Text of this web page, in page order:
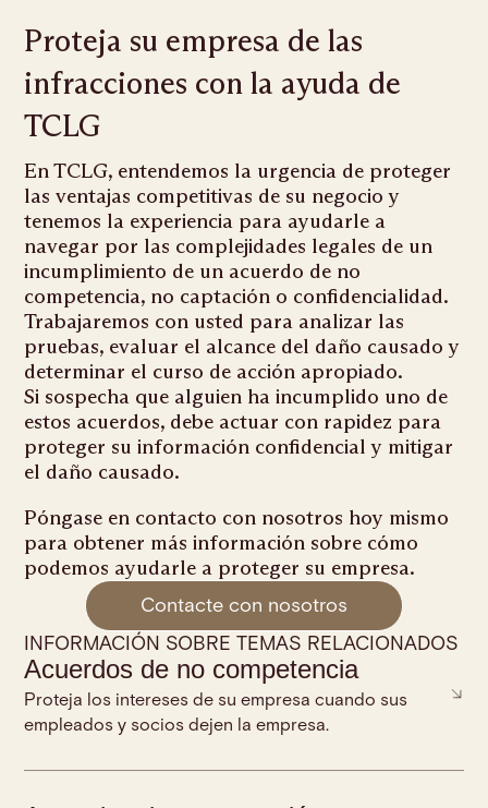
Proteja su empresa de las
infracciones con la ayuda de
TCLG
En TCLG, entendemos la urgencia de proteger
las ventajas competitivas de su negocio y
tenemos la experiencia para ayudarle a
navegar por las complejidades legales de un
incumplimiento de un acuerdo de no
competencia, no captación o confidencialidad.
Trabajaremos con usted para analizar las
pruebas, evaluar el alcance del daño causado y
determinar el curso de acción apropiado.
Si sospecha que alguien ha incumplido uno de
estos acuerdos, debe actuar con rapidez para
proteger su información confidencial y mitigar
el daño causado.
Póngase en contacto con nosotros hoy mismo
para obtener más información sobre cómo
podemos ayudarle a proteger su empresa.
Contacte con nosotros
INFORMACIÓN SOBRE TEMAS RELACIONADOS
Acuerdos de no competencia
Proteja los intereses de su empresa cuando sus
empleados y socios dejen la empresa.